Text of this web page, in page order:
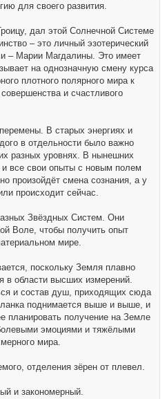
для своего развития.
дал этой Солнечной Системе
– это личный эзотерический
– Марии Магдалины. Это имеет
на однозначную смену курса
плотного полярного мира к
и счастливого
В старых энергиях и
в отдельности было важно
разных уровнях. В нынешних
и все свои опыты с новым полем
произойдёт смена сознания, а у
происходит сейчас.
Звёздных Систем. Они
Воле, чтобы получить опыт
мире.
поскольку Земля плавно
в области высших измерений.
и состав душ, приходящих сюда
поднимается выше и выше, и
планировать получение на Земле
эмоциями и тяжёлыми
мира.
отделения зёрен от плевел.
и закономерный.